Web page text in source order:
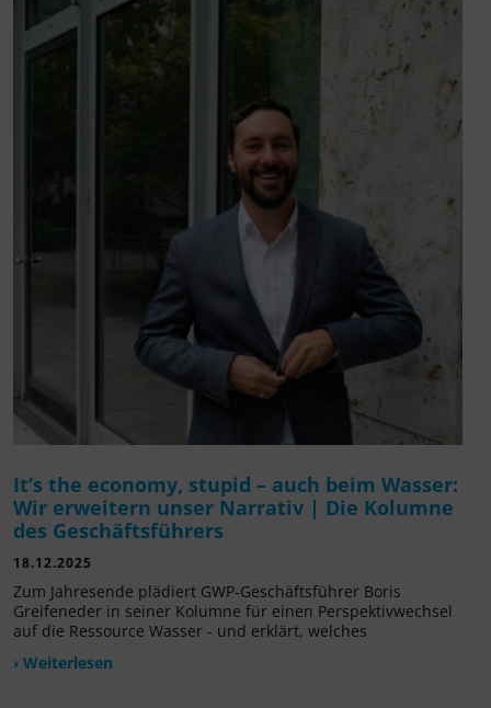
It’s the economy, stupid – auch beim Wasser:
Wir erweitern unser Narrativ | Die Kolumne
des Geschäftsführers
18.12.2025
Zum Jahresende plädiert GWP-Geschäftsführer Boris
Greifeneder in seiner Kolumne für einen Perspektivwechsel
auf die Ressource Wasser - und erklärt, welches
› Weiterlesen